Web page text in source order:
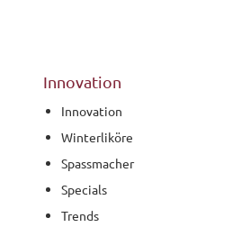
Innovation
Innovation
Winterliköre
Spassmacher
Specials
Trends